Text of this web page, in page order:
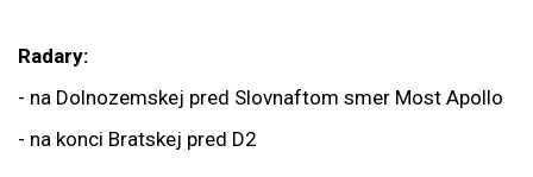
Radary:
- na Dolnozemskej pred Slovnaftom smer Most Apollo
- na konci Bratskej pred D2